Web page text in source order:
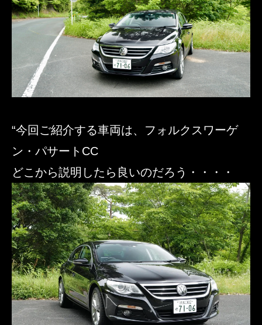
“今回ご紹介する車両は、フォルクスワーゲ
ン・パサートCC
どこから説明したら良いのだろう・・・・